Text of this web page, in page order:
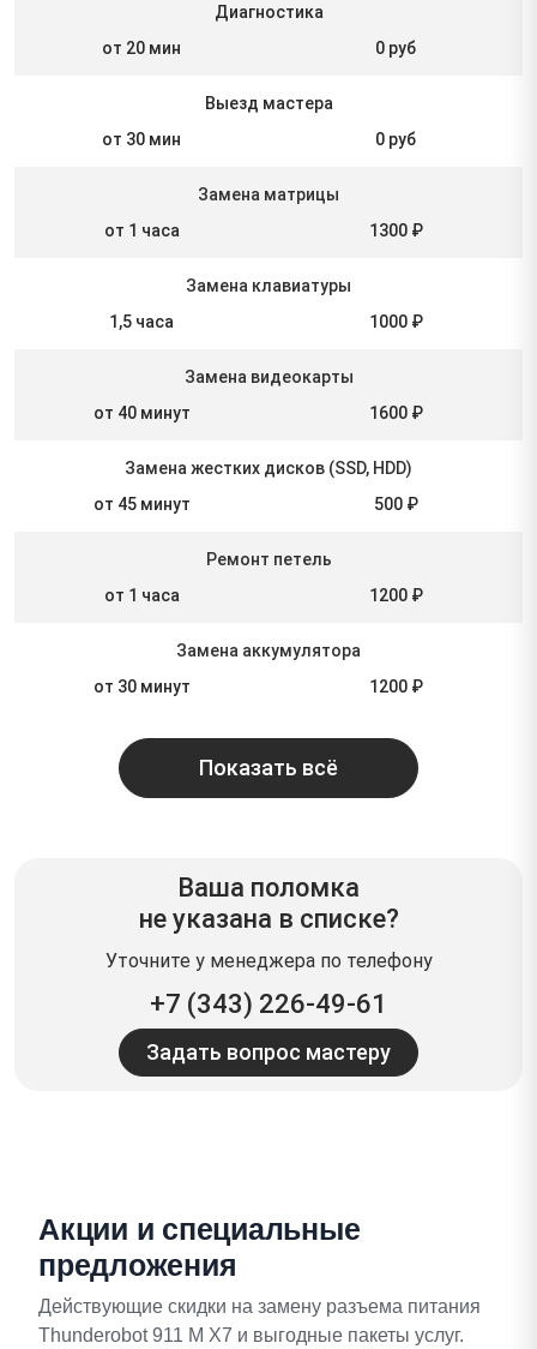
Диагностика
от 20 мин
0 руб
Выезд мастера
от 30 мин
0 руб
Замена матрицы
от 1 часа
1300 ₽
Замена клавиатуры
1,5 часа
1000 ₽
Замена видеокарты
от 40 минут
1600 ₽
Замена жестких дисков (SSD, HDD)
от 45 минут
500 ₽
Ремонт петель
от 1 часа
1200 ₽
Замена аккумулятора
от 30 минут
1200 ₽
Показать всё
Ваша поломка
не указана в списке?
Уточните у менеджера по телефону
+7 (343) 226-49-61
Задать вопрос мастеру
Акции и специальные
предложения
Действующие скидки на замену разъема питания
Thunderobot 911 M X7 и выгодные пакеты услуг.